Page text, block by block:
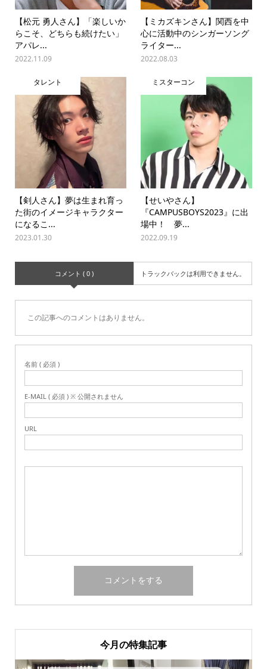
【松元 勇人さん】「楽しいか
らこそ、どちらも続けたい」
アパレ...
2022.11.09
【ミカズキンさん】関西を中
心に活動中のシンガーソング
ライター...
2022.08.03
タレント
【剣人さん】夢は生まれ育っ
た街のイメージキャラクター
になるこ...
2023.01.30
ミスターコン
【せいやさん】
『CAMPUSBOYS2023』に出
場中！ 夢...
2022.09.19
コメント ( 0 ) トラックバックは利用できません。
この記事へのコメントはありません。
名前 ( 必須 )
E-MAIL ( 必須 ) ※ 公開されません
URL
今月の特集記事